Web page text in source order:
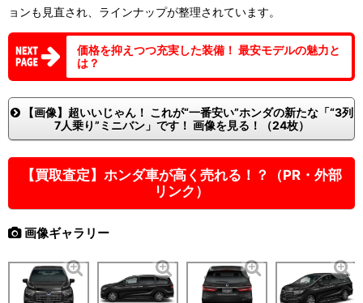
ョンも見直され、ラインナップが整理されています。
価格を抑えつつ充実した装備！ 最安モデルの魅力と
は？
【画像】超いいじゃん！ これが“一番安い”ホンダの新たな「“3列
7人乗り”ミニバン」です！ 画像を見る！（24枚）
【買取査定】ホンダ車が高く売れる！？（PR・外部
リンク）
画像ギャラリー